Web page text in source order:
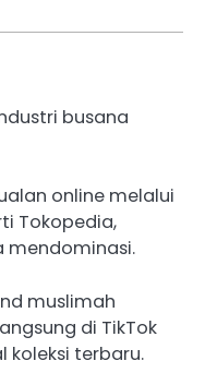
busana
online melalui
Tokopedia,
mendominasi.
muslimah
di TikTok
koleksi terbaru.